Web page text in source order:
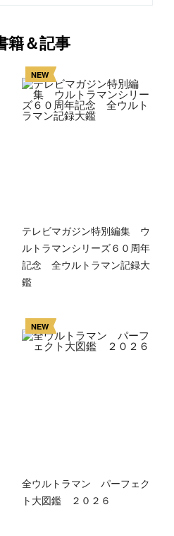
籍＆記事
NEW
テレビマガジン特別編集 ウ
ルトラマンシリーズ６０周年
記念 全ウルトラマン記録大
鑑
NEW
全ウルトラマン パーフェク
ト大図鑑 ２０２６